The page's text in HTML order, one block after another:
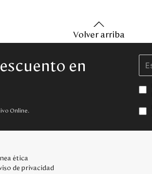
Volver arriba
en
Online.
ética
de privacidad